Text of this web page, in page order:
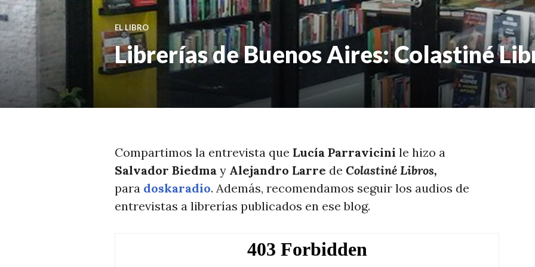
I
C
I
A
EL LIBRO
Librerías de Buenos Aires: Colastiné
Compartimos la entrevista que Lucía Parravicini le hizo a
Salvador Biedma y Alejandro Larre de Colastiné Libros,
para doskaradio. Además, recomendamos seguir los audios de
entrevistas a librerías publicados en ese blog.